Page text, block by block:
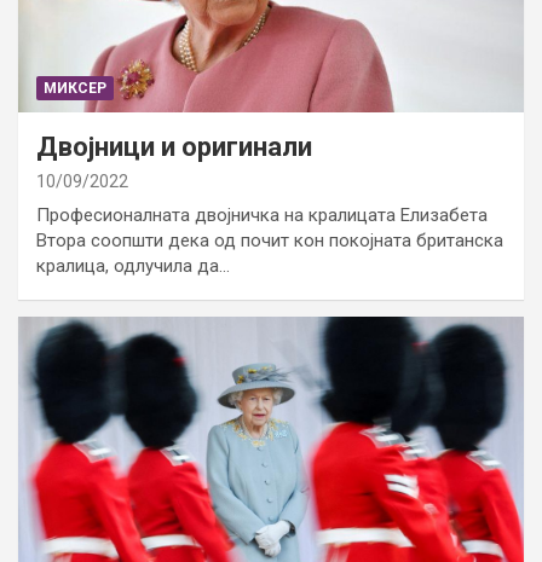
МИКСЕР
Двојници и оригинали
10/09/2022
Професионалната двојничка на кралицата Елизабета
Втора соопшти дека од почит кон покојната британска
кралица, одлучила да…